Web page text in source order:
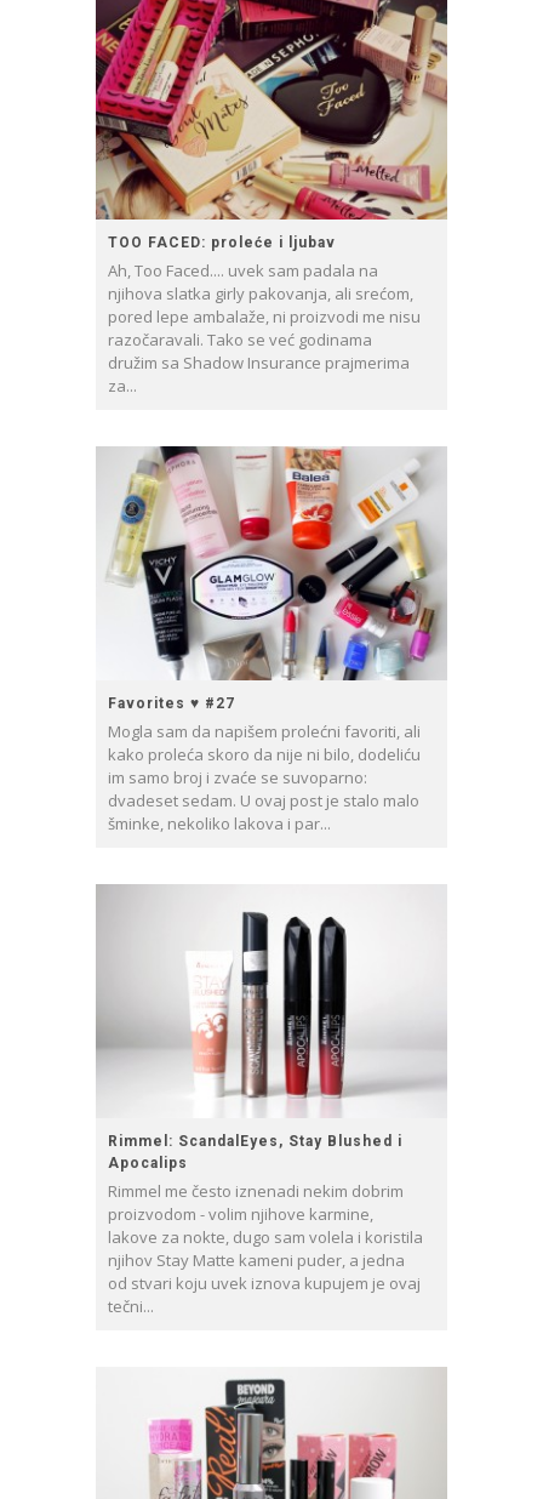
TOO FACED: proleće i ljubav
Ah, Too Faced.... uvek sam padala na
njihova slatka girly pakovanja, ali srećom,
pored lepe ambalaže, ni proizvodi me nisu
razočaravali. Tako se već godinama
družim sa Shadow Insurance prajmerima
za...
Favorites ♥ #27
Mogla sam da napišem prolećni favoriti, ali
kako proleća skoro da nije ni bilo, dodeliću
im samo broj i zvaće se suvoparno:
dvadeset sedam. U ovaj post je stalo malo
šminke, nekoliko lakova i par...
Rimmel: ScandalEyes, Stay Blushed i
Apocalips
Rimmel me često iznenadi nekim dobrim
proizvodom - volim njihove karmine,
lakove za nokte, dugo sam volela i koristila
njihov Stay Matte kameni puder, a jedna
od stvari koju uvek iznova kupujem je ovaj
tečni...